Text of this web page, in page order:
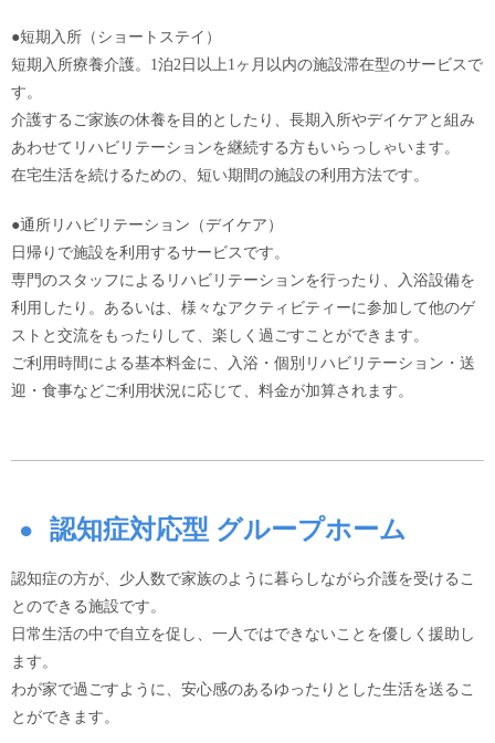
●短期入所（ショートステイ）
短期入所療養介護。1泊2日以上1ヶ月以内の施設滞在型のサービスで
す。
介護するご家族の休養を目的としたり、長期入所やデイケアと組み
あわせてリハビリテーションを継続する方もいらっしゃいます。
在宅生活を続けるための、短い期間の施設の利用方法です。
●通所リハビリテーション（デイケア）
日帰りで施設を利用するサービスです。
専門のスタッフによるリハビリテーションを行ったり、入浴設備を
利用したり。あるいは、様々なアクティビティーに参加して他のゲ
ストと交流をもったりして、楽しく過ごすことができます。
ご利用時間による基本料金に、入浴・個別リハビリテーション・送
迎・食事などご利用状況に応じて、料金が加算されます。
認知症対応型 グループホーム
認知症の方が、少人数で家族のように暮らしながら介護を受けるこ
とのできる施設です。
日常生活の中で自立を促し、一人ではできないことを優しく援助し
ます。
わが家で過ごすように、安心感のあるゆったりとした生活を送るこ
とができます。